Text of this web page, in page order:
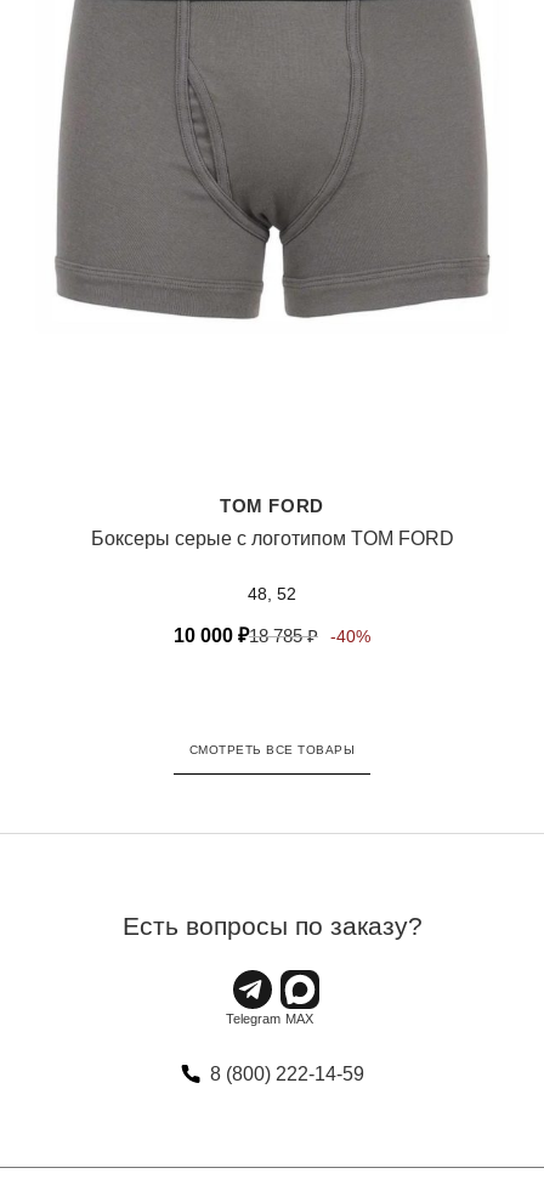
TOM FORD
Боксеры серые с логотипом TOM FORD
48, 52
10 000 ₽18 785₽ -40%
СМОТРЕТЬ ВСЕ ТОВАРЫ
Есть вопросы по заказу?
8 (800) 222-14-59